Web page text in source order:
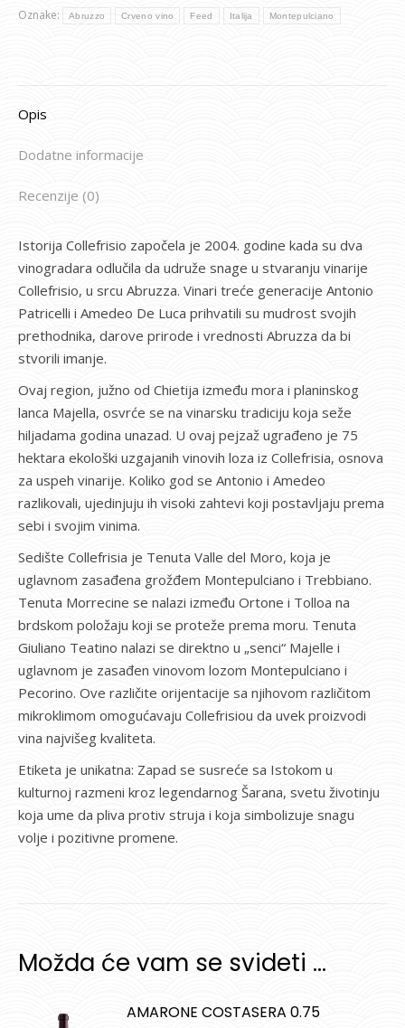
Oznake:
Abruzzo Crveno vino Feed Italija Montepulciano
Opis
Dodatne informacije
Recenzije (0)
Istorija Collefrisio započela je 2004. godine kada su dva
vinogradara odlučila da udruže snage u stvaranju vinarije
Collefrisio, u srcu Abruzza. Vinari treće generacije Antonio
Patricelli i Amedeo De Luca prihvatili su mudrost svojih
prethodnika, darove prirode i vrednosti Abruzza da bi
stvorili imanje.
Ovaj region, južno od Chietija između mora i planinskog
lanca Majella, osvrće se na vinarsku tradiciju koja seže
hiljadama godina unazad. U ovaj pejzaž ugrađeno je 75
hektara ekološki uzgajanih vinovih loza iz Collefrisia, osnova
za uspeh vinarije. Koliko god se Antonio i Amedeo
razlikovali, ujedinjuju ih visoki zahtevi koji postavljaju prema
sebi i svojim vinima.
Sedište Collefrisia je Tenuta Valle del Moro, koja je
uglavnom zasađena grožđem Montepulciano i Trebbiano.
Tenuta Morrecine se nalazi između Ortone i Tolloa na
brdskom položaju koji se proteže prema moru. Tenuta
Giuliano Teatino nalazi se direktno u „senci“ Majelle i
uglavnom je zasađen vinovom lozom Montepulciano i
Pecorino. Ove različite orijentacije sa njihovom različitom
mikroklimom omogućavaju Collefrisiou da uvek proizvodi
vina najvišeg kvaliteta.
Etiketa je unikatna: Zapad se susreće sa Istokom u
kulturnoj razmeni kroz legendarnog Šarana, svetu životinju
koja ume da pliva protiv struja i koja simbolizuje snagu
volje i pozitivne promene.
Možda će vam se svideti …
AMARONE COSTASERA 0.75